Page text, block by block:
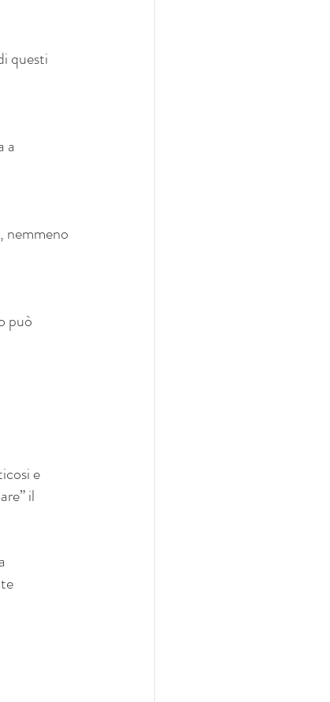
questi
a
nemmeno
può
e
il